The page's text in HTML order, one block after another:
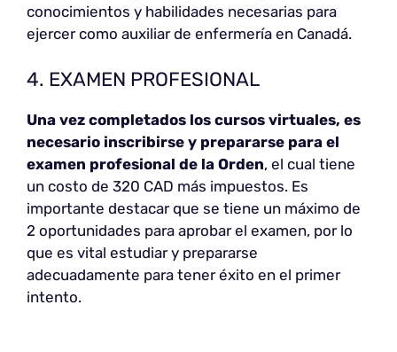
conocimientos y habilidades necesarias para
ejercer como auxiliar de enfermería en Canadá.
4. EXAMEN PROFESIONAL
Una vez completados los cursos virtuales, es
necesario inscribirse y prepararse para el
examen profesional de la Orden, el cual tiene
un costo de 320 CAD más impuestos. Es
importante destacar que se tiene un máximo de
2 oportunidades para aprobar el examen, por lo
que es vital estudiar y prepararse
adecuadamente para tener éxito en el primer
intento.